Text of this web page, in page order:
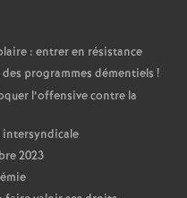
e
m
e
n
: entrer en résistance
programmes démentiels !
l’offensive contre la
2023